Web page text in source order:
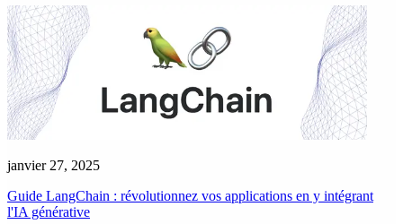
janvier 27, 2025
Guide LangChain : révolutionnez vos applications en y intégrant
l'IA générative